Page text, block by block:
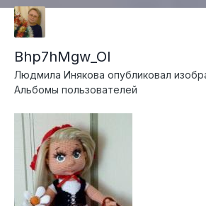
Bhp7hMgw_OI
Людмила Инякова опубликовал
Альбомы пользователей